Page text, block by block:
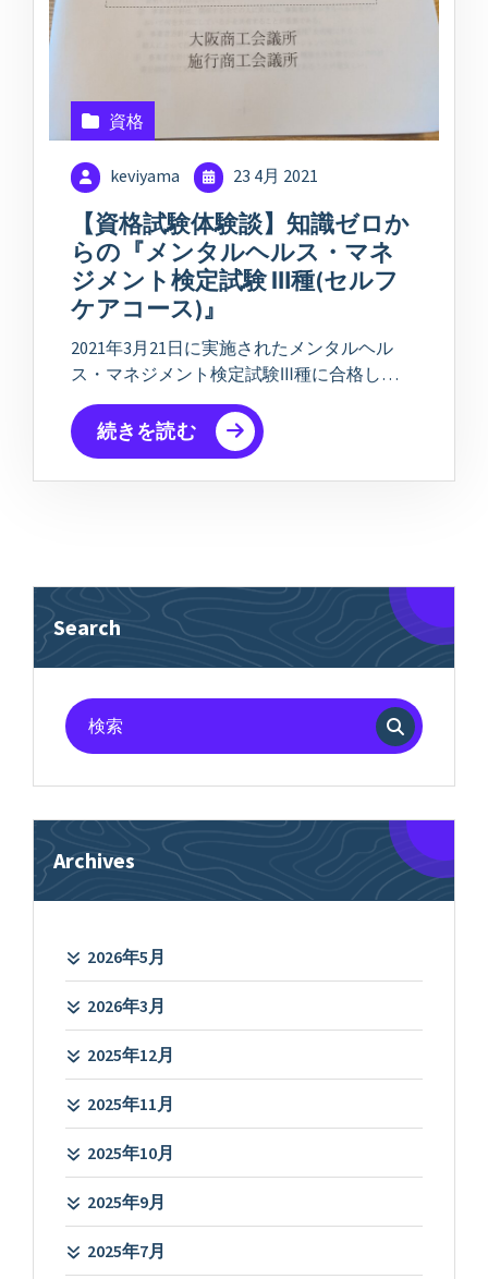
資格
keviyama 23 4月 2021
【資格試験体験談】知識ゼロか
らの『メンタルヘルス・マネ
ジメント検定試験 Ⅲ種(セルフ
ケアコース)』
2021年3月21日に実施されたメンタルヘル
ス・マネジメント検定試験Ⅲ種に合格し…
続きを読む
Search
検
索
象:
Archives
2026年5月
2026年3月
2025年12月
2025年11月
2025年10月
2025年9月
2025年7月